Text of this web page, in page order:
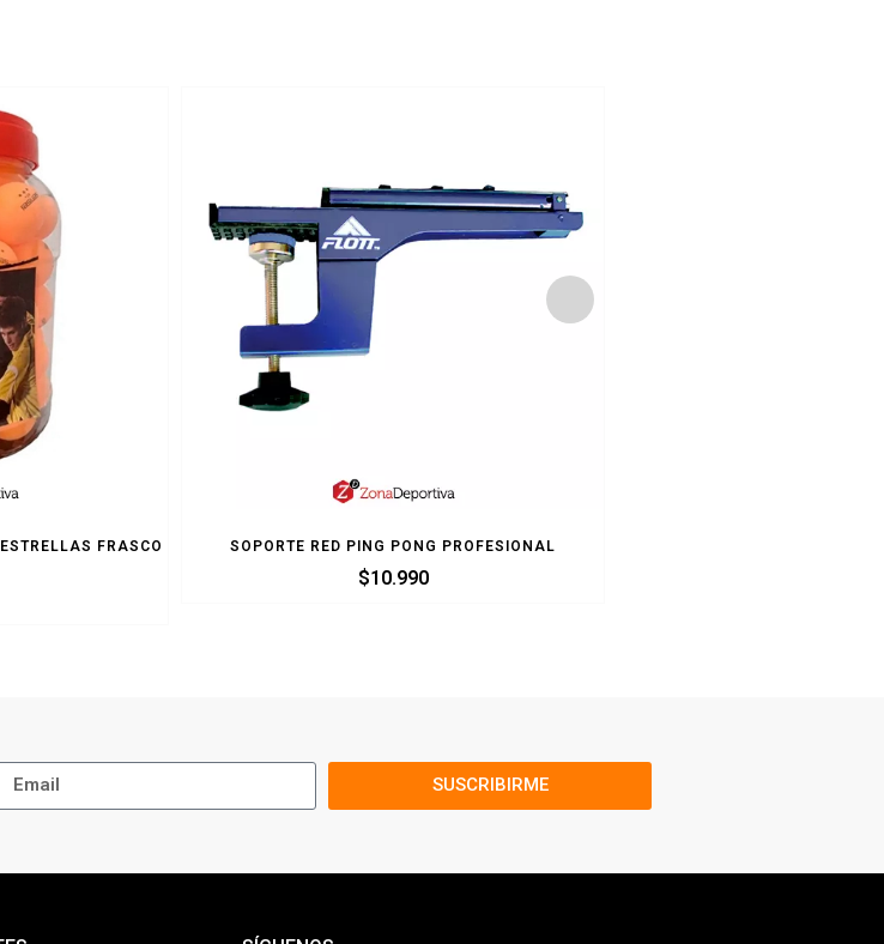
FRASCO
SOPORTE RED PING PONG PROFESIONAL
$10.990
SUSCRIBIRME